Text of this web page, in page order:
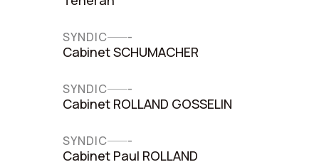
SYNDIC -
Cabinet SCHUMACHER
SYNDIC -
Cabinet ROLLAND GOSSELIN
SYNDIC -
Cabinet Paul ROLLAND